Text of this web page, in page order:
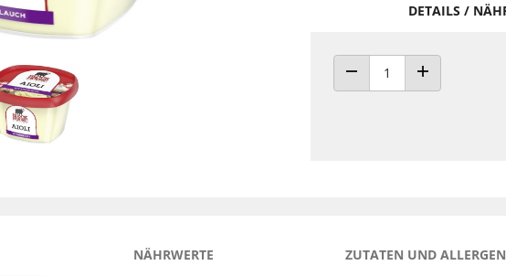
DETAILS /
ANZAHL VERRINGERNANZAHL ERHÖHEN
NÄHRWERTE ZUTATEN UND